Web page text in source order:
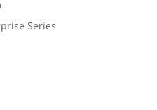
Series